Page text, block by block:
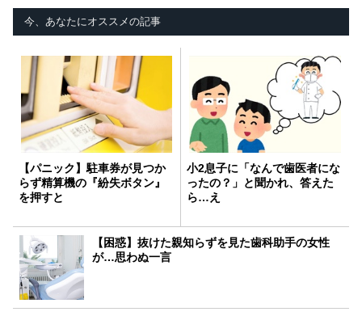
今、あなたにオススメの記事
【パニック】駐車券が見つか
らず精算機の『紛失ボタン』
を押すと
小2息子に「なんで歯医者にな
ったの？」と聞かれ、答えた
ら…え
【困惑】抜けた親知らずを見た歯科助手の女性
が…思わぬ一言